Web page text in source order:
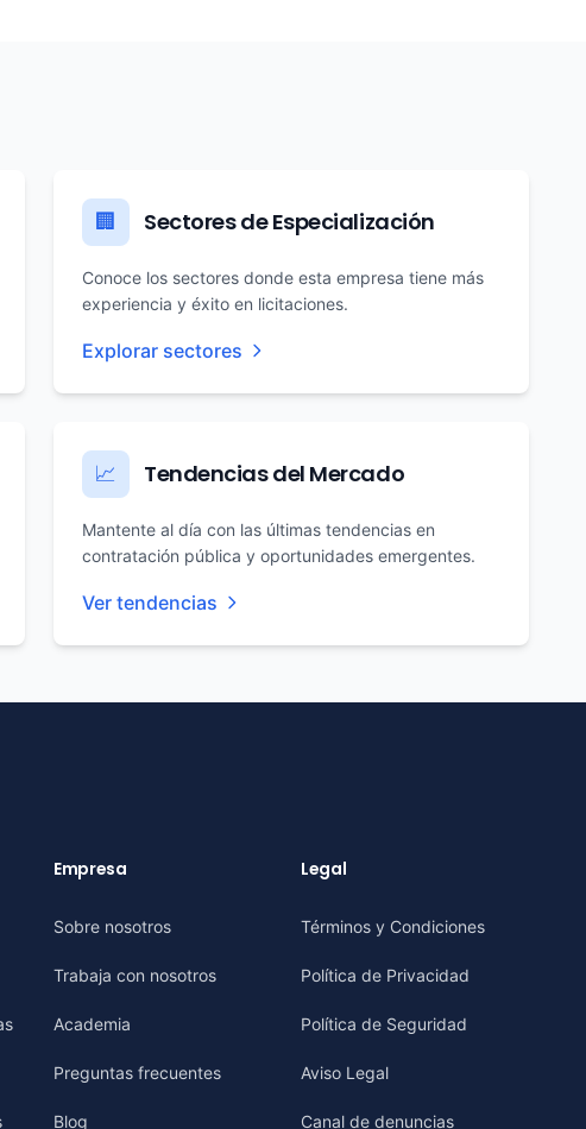
🏢 Sectores de Especialización
Conoce los sectores donde esta empresa tiene más
experiencia y éxito en licitaciones.
Explorar sectores
📈 Tendencias del Mercado
Mantente al día con las últimas tendencias en
contratación pública y oportunidades emergentes.
Ver tendencias
Empresa
Sobre nosotros
Trabaja con nosotros
Academia
Preguntas frecuentes
Blog
Legal
Términos y Condiciones
Política de Privacidad
Política de Seguridad
Aviso Legal
Canal de denuncias